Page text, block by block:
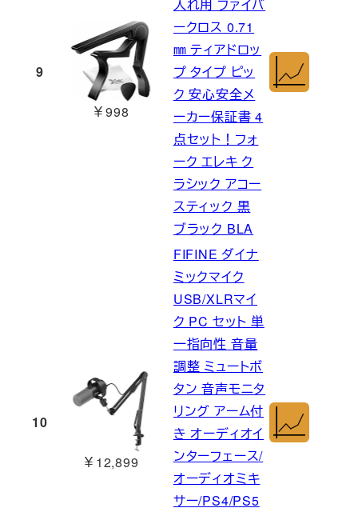
9
￥998
入れ用 ファイバ
ークロス 0.71
㎜ ティアドロッ
プ タイプ ピッ
ク 安心安全メ
ーカー保証書 4
点セット！フォ
ーク エレキ ク
ラシック アコー
スティック 黒
ブラック BLA
10
￥12,899
FIFINE ダイナ
ミックマイク
USB/XLRマイ
ク PC セット 単
一指向性 音量
調整 ミュートボ
タン 音声モニタ
リング アーム付
き オーディオイ
ンターフェース/
オーディオミキ
サー/PS4/PS5